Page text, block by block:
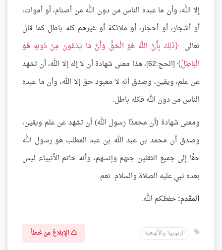
إلا الله، وأن ما عبده الناس من دون الله من أصنام، أو أموات،
أو أشجار، أو أحجار، أو ملائكة أو غيرهم كله باطل كما قال
تعالى:
ذَلِكَ بِأَنَّ اللَّهَ هُوَ الْحَقُّ وَأَنَّ مَا يَدْعُونَ مِنْ دُونِهِ هُوَ
الْبَاطِلُ
[الحج:62]، هذا معنى شهادة أن لا إله إلا الله، أن تشهد
عن علم، ويقين، وصدق أنه لا معبود حق إلا الله، وأن ما عبده
الناس من دون الله فكله باطل.
ومعنى شهادة (أن محمدًا رسول الله) أن تشهد عن علم ويقين،
وصدق أن محمد بن عبد الله بن عبد المطلب هو رسول الله
حقًا إلى جميع الثقلين جنهم وإنسهم، وأنه خاتم الأنبياء ليس
بعده نبي عليه الصلاة والسلام. نعم.
المقدم:حفظكم الله.
الربوبية والألوهية الإبلاغ عن خطأ